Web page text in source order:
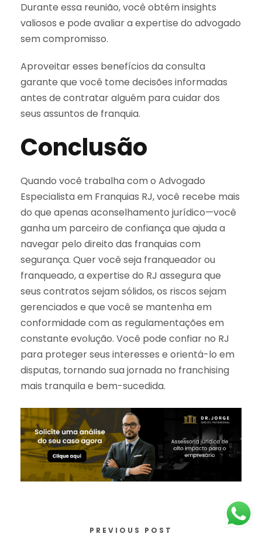
Durante essa reunião, você obtém insights
valiosos e pode avaliar a expertise do advogado
sem compromisso.
Aproveitar esses benefícios da consulta
garante que você tome decisões informadas
antes de contratar alguém para cuidar dos
seus assuntos de franquia.
Conclusão
Quando você trabalha com o Advogado
Especialista em Franquias RJ, você recebe mais
do que apenas aconselhamento jurídico—você
ganha um parceiro de confiança que ajuda a
navegar pelo direito das franquias com
segurança. Quer você seja franqueador ou
franqueado, a expertise do RJ assegura que
seus contratos sejam sólidos, os riscos sejam
gerenciados e que você se mantenha em
conformidade com as regulamentações em
constante evolução. Você pode confiar no RJ
para proteger seus interesses e orientá-lo em
disputas, tornando sua jornada no franchising
mais tranquila e bem-sucedida.
PREVIOUS POST